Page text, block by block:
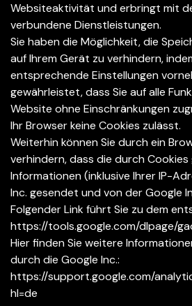
Websiteaktivität und erbringt mit
verbundene Dienstleistungen.
Sie haben die Möglichkeit, die
auf Ihrem Gerät zu verhindern,
entsprechende Einstellungen
gewährleistet, dass Sie auf alle
Website ohne Einschränkungen
Ihr Browser keine Cookies zulässt.
Weiterhin können Sie durch ein
verhindern, dass die durch
Informationen (inklusive Ihrer IP-
Inc. gesendet und von der Google
Folgender Link führt Sie zu dem
https://tools.google.com/dlpage/
Hier finden Sie weitere
durch die Google Inc.:
https://support.google.com/
hl=de